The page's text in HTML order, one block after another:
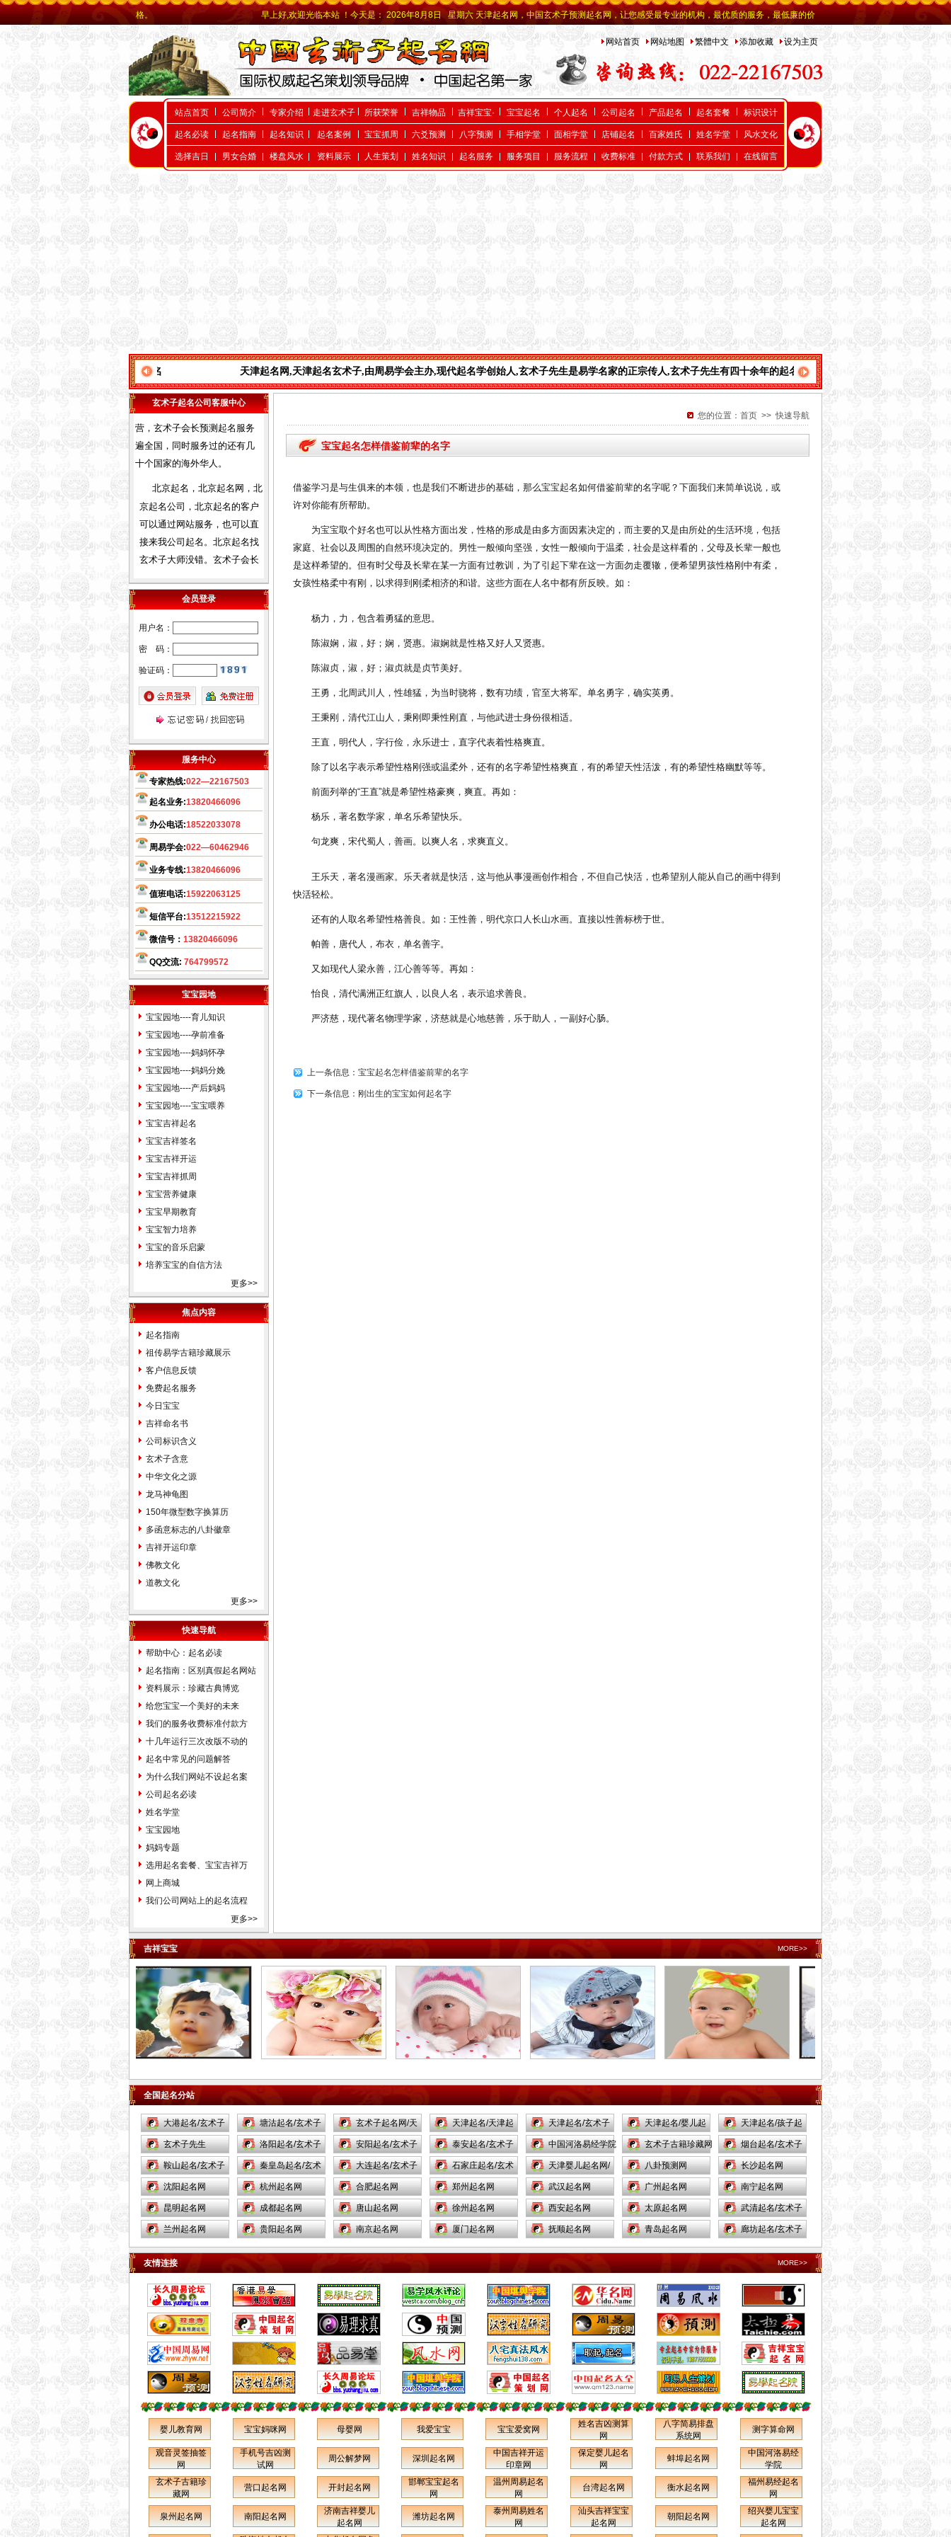
务，最低廉的价格。 早上好,欢迎光临本站 ！今天是：2026年8月8日 星期六 天津起名网，中国玄术子预测起名网，让您感受最专业的机构，最优质的服务，最低廉的价格。
网站首页 网站地图 繁體中文 添加收藏 设为主页
站点首页 公司简介 专家介绍 走进玄术子 所获荣誉 吉祥物品 吉祥宝宝· 宝宝起名 个人起名 公司起名 产品起名 起名套餐 标识设计
起名必读 起名指南 起名知识 起名案例 宝宝抓周 六爻预测 八字预测 手相学堂 面相学堂 店铺起名 百家姓氏 姓名学堂 风水文化
选择吉日 男女合婚 楼盘风水 资料展示 人生策划 姓名知识 起名服务 服务项目 服务流程 收费标准 付款方式 联系我们 在线留言
生有四十余年的起名 天津起名玄术子,由周易学会主办,现代起名学创始人,玄术子先生是易学名家的正宗传人,玄术子先生有四十余年的起名
玄术子起名公司客服中心
天津起名，天津起名
网，天津玄术子先生起名，玄
八字为依据的命理起名大师，
是由周易学会主办，是天津唯
命理起名网，玄术子大师由80
年代就开始举办周易八字，八
会员遍布天津全市及周边各省
市，经我们函授及面授的会员
之多，目前都能自立，有的通
过网络网站，有的设立门市经
营，玄术子会长预测起名服务
遍全国，同时服务过的还有几
十个国家的海外华人。
北京起名，北京起名网，北
可以通过网站服务，也可以直
接来我公司起名。北京起名找
玄术子大师没错。玄术子会长
诚信，权威，专业，四十年起
名经验，预测起名服务遍全
国，及港台，三十多个国家的
海外华人。
廊坊起名，廊坊起名网，廊
坊起名公司，廊坊宝宝起名，
廊坊公司起名，廊坊起名客户
可直接来往公司起名。武清区
起名客户直接来往公司起名。
温馨提示：因玄术子先生业
先友前来，可事先来电话与玄
术子先生预约，免得您扑空！
天津起名，天津起名网，
术子起名网在全国百家诚信活
动中、被评为全国最大的电子
商务网《诚信自律单位》之
一、几十年来玄术子先生在预
测起名行业中，始终处于领先
地位，领导品牌。希望您转告
您的亲朋好友，玄术子先生免
费为您讲解姓名。
北京天津石家庄保定廊坊唐山
张家口太原阳泉运城赤峰包头
沈阳鞍山大连长春吉林哈尔滨
齐齐哈尔大庆上海徐州南京苏
州杭州嘉兴合肥福州厦门温州
南昌济南青岛临沂泰安烟台威
海郑州洛阳安阳开封武汉襄樊
上海武汉长沙广州贵阳昆名拉
萨西安咸阳兰州西宁银川乌鲁
木齐克拉玛依石河子香港台湾
宝宝婴儿孩子公司起名
字算命姓名测试打分
起名测名易经周易改名取名字
楼盘小区命名风水布局策划
学培训书籍光盘
四柱八字看手相面相八卦六爻
紫微斗数公司家庭风水调理星
相命理运程占卜起名改名周易
易经姓名学星座奇门遁甲太乙
测字解梦宝宝取名起名免费起
名免费在线改名算命解梦八字
排盘手机号码吉凶。
天津市和平河东河西河北红
桥南开西青东丽北辰津南武清
宝坻大港塘沽滨海新区蓟县宁
河静海县，起名的名家。婴儿
宝宝个人孩子公司起名取名起
名字取名字改名字命名策划设
计预测算命择吉风水商标注册
品牌设计找玄术子先生没错！
中国起名改名大全中国地名
大全北京市东城区西城区崇文
区宣武区朝阳区海淀区丰台区
房山区通州区顺义区昌平区大
兴区怀柔区平谷区密云县延庆
县门头沟区石景山区天津市和
平区河东区河西区南开区河北
区红桥区塘沽区汉沽区大港区
东丽区西青区北辰区津南区武
清区宝坻区静海县蓟县滨海新
区河北省石家庄市张家口市承
德市保定市沧州市唐山市邢台
市邯郸市衡水市秦皇岛市廊坊
市辛集市藁城市晋州市新乐市
鹿泉市遵化市迁安市武安市南
宫市沙河市涿州市定州市安国
市泊头市任丘市黄骅市河间市
霸州市三河市冀州市深州市高
碑店市山西省太原市古交市大
同市阳泉市长治市潞城市晋城
市高平市朔州市晋中市介休市
运城市河津市永济市忻州市原
平市临汾市侯马市霍州市吕梁
市孝义市汾阳市内蒙古自治区
包头市乌海市赤峰市通辽市根
河市丰镇市满洲里市牙克石市
阿尔山市呼和浩特市霍林郭勒
市鄂尔多斯市呼伦贝尔彦淖尔
市乌兰察布市锡林浩特市二连
浩特市乌兰浩特市阿拉善左旗
辽宁省沈阳市新民市大连市庄
河市长海县鞍山市海城市抚顺
锦州市凌海市北宁市营口市盖
州市阜新市辽阳市灯塔市盘锦
市铁岭市开原市朝阳市凌源市
北票市兴城市大石桥市瓦房店
市普兰店市调兵山市葫芦岛市
吉林省长春市九台市榆树市德
惠市吉林市舒兰市桦甸市蛟河
市磐石市四平市双辽市辽源市
通化市集安市白山市临江市松
原市白城市大安市洮南市延吉
市图们市敦化市龙井市珲春市
和龙市公主岭市梅河口市黑龙
江省阿城市尚志市双城市五常
市讷河市鹤岗市鸡西市密山市
虎林市大庆市伊春市铁力市宁
安市海林市穆棱市同江市富锦
市黑河市北安市绥化市安达市
肇东市海伦市七台河市双鸭山
市牡丹江市佳木斯市绥芬河市
哈尔滨市齐齐哈尔市五大连池
市上海市黄浦卢湾区徐汇区长
宁区静安区普陀区闸北区虹口
区杨浦区宝山区闵行区嘉定区
松江区金山区青浦区南汇区奉
贤区浦东新区江苏省南京市无
锡市江阴市宜兴市徐州市邳州
会员登录
用户名：
密 码：
验证码：
服务中心
专家热线:022—22167503
起名业务:13820466096
办公电话:18522033078
周易学会:022—60462946
业务专线:13820466096
值班电话:15922063125
短信平台:13512215922
微信号： 13820466096
QQ交流: 764799572
宝宝园地
宝宝园地----育儿知识
宝宝园地----孕前准备
宝宝园地----妈妈怀孕
宝宝园地----妈妈分娩
宝宝园地----产后妈妈
宝宝园地----宝宝喂养
宝宝吉祥起名
宝宝吉祥签名
宝宝吉祥开运
宝宝吉祥抓周
宝宝营养健康
宝宝早期教育
宝宝智力培养
宝宝的音乐启蒙
培养宝宝的自信方法
更多>>
焦点内容
起名指南
祖传易学古籍珍藏展示
客户信息反馈
免费起名服务
今日宝宝
吉祥命名书
公司标识含义
玄术子含意
中华文化之源
龙马神龟图
150年微型数字换算历
多函意标志的八卦徽章
吉祥开运印章
佛教文化
道教文化
更多>>
快速导航
帮助中心：起名必读
起名指南：区别真假起名网站
资料展示：珍藏古典博览
给您宝宝一个美好的未来
我们的服务收费标准付款方
式...
十几年运行三次改版不动的
价...
起名中常见的问题解答
为什么我们网站不设起名案
例...
公司起名必读
姓名学堂
宝宝园地
妈妈专题
选用起名套餐、宝宝吉祥万
千...
网上商城
我们公司网站上的起名流程
更多>>
您的位置： 首页 >> 快速导航
宝宝起名怎样借鉴前辈的名字
借鉴学习是与生俱来的本领，也是我们不断进步的基础，那么宝宝起名如何借鉴前辈的名字呢？下面我们来简单说说，或
许对你能有所帮助。
为宝宝取个好名也可以从性格方面出发，性格的形成是由多方面因素决定的，而主要的又是由所处的生活环境，包括
家庭、社会以及周围的自然环境决定的。男性一般倾向坚强，女性一般倾向于温柔，社会是这样看的，父母及长辈一般也
是这样希望的。但有时父母及长辈在某一方面有过教训，为了引起下辈在这一方面勿走覆辙，便希望男孩性格刚中有柔，
女孩性格柔中有刚，以求得到刚柔相济的和谐。这些方面在人名中都有所反映。如：
杨力，力，包含着勇猛的意思。
陈淑娴，淑，好；娴，贤惠。淑娴就是性格又好人又贤惠。
陈淑贞，淑，好；淑贞就是贞节美好。
王勇，北周武川人，性雄猛，为当时骁将，数有功绩，官至大将军。单名勇字，确实英勇。
王秉刚，清代江山人，秉刚即秉性刚直，与他武进士身份很相适。
王直，明代人，字行俭，永乐进士，直字代表着性格爽直。
除了以名字表示希望性格刚强或温柔外，还有的名字希望性格爽直，有的希望天性活泼，有的希望性格幽默等等。
前面列举的“王直”就是希望性格豪爽，爽直。再如：
杨乐，著名数学家，单名乐希望快乐。
句龙爽，宋代蜀人，善画。以爽人名，求爽直义。
王乐天，著名漫画家。乐天者就是快活，这与他从事漫画创作相合，不但自己快活，也希望别人能从自己的画中得到
快活轻松。
还有的人取名希望性格善良。如：王性善，明代京口人长山水画。直接以性善标榜于世。
帕善，唐代人，布衣，单名善字。
又如现代人梁永善，江心善等等。再如：
怡良，清代满洲正红旗人，以良人名，表示追求善良。
严济慈，现代著名物理学家，济慈就是心地慈善，乐于助人，一副好心肠。
上一条信息： 宝宝起名怎样借鉴前辈的名字
下一条信息： 刚出生的宝宝如何起名字
MORE>>
吉祥宝宝
全国起名分站
大港起名/玄术子
起名网/
塘沽起名/玄术子
起名网/
玄术子起名网/天
津起名/
天津起名/天津起
名网/
天津起名/玄术子
起名网/
天津起名/婴儿起
名网/
天津起名/孩子起
名/网/
玄术子先生 洛阳起名/玄术子
起名网/
安阳起名/玄术子
起名网/
泰安起名/玄术子
起名网/
中国河洛易经学院 玄术子古籍珍藏网 烟台起名/玄术子
起名网/
鞍山起名/玄术子
起名网/
秦皇岛起名/玄术
子起名/
大连起名/玄术子
起名网/
石家庄起名/玄术
子起名/
天津婴儿起名网/
玄术子/
八卦预测网 长沙起名网
沈阳起名网 杭州起名网 合肥起名网 郑州起名网 武汉起名网 广州起名网 南宁起名网
昆明起名网 成都起名网 唐山起名网 徐州起名网 西安起名网 太原起名网 武清起名/玄术子
起名网/
兰州起名网 贵阳起名网 南京起名网 厦门起名网 抚顺起名网 青岛起名网 廊坊起名/玄术子
起名网/
安顺起名网 佛山起名网 蚌埠起名网 邯郸起名网 深圳起名网 哈尔滨起名网 呼和浩特起名网
开远起名网 西昌起名网 嘉峪关起名网 咸阳起名网 海口起名网 台湾起名网 襄樊起名网
衡阳起名网 南昌起名网 福州起名网 温州起名网 连云港起名网 开封起名网 济南起名网
西宁起名网 大同起名网 锦州起名网 长春起名网 澳门起名网 香港起名网 桂林起名网
乌鲁木齐起名网 重庆起名网 上海起名网 北京起名网 天津起名网 汉沽起名网 蓟县起名网
静海起名网 宁河起名网 北辰起名网 东丽起名网 西青起名网 津南起名网 滨海新区起名网
天津和平区起名网 河北区起名网 南开区起名网 河西区起名网 河东区起名网 宝坻起名网 红桥区起名网
霸州起名网 任丘起名网 柳州起名网 凭祥起名网 梧州起名网 百色起名网 克拉玛依起名网
喀什起名网 伊宁起名网 奎屯起名网 哈密起名网 石河子起名网 库尔勒起名网 苏州起名网
南通起名网 镇江起名网 无锡起名网 常州起名网 泰州起名网 扬州起名网 清江起名网
延安起名网 宝鸡起名网 汉中起名网 敦煌起名网 金昌起名网 张掖起名网 天水起名网
玉门起名网 威海起名网 潍坊起名网 东营起名网 滨州起名网 德州起名网 济宁起名网
枣庄起名网 临沂起名网 新汶起名网 淄博起名网 龙口起名网 日照起名网 漳州起名网
MORE>>
友情连接
婴儿教育网 宝宝妈咪网 母婴网 我爱宝宝 宝宝爱窝网
姓名吉凶测算
网
八字简易排盘
系统网
测字算命网
观音灵签抽签
网
手机号吉凶测
试网
周公解梦网 深圳起名网
中国吉祥开运
印章网
保定婴儿起名
网
蚌埠起名网
中国河洛易经
学院
玄术子古籍珍
藏网
营口起名网 开封起名网
邯郸宝宝起名
网
温州周易起名
网
台湾起名网 衡水起名网
福州易经起名
网
泉州起名网 南阳起名网
济南吉祥婴儿
起名网
潍坊起名网
泰州周易姓名
网
汕头吉祥宝宝
起名网
朝阳起名网
绍兴婴儿宝宝
起名网